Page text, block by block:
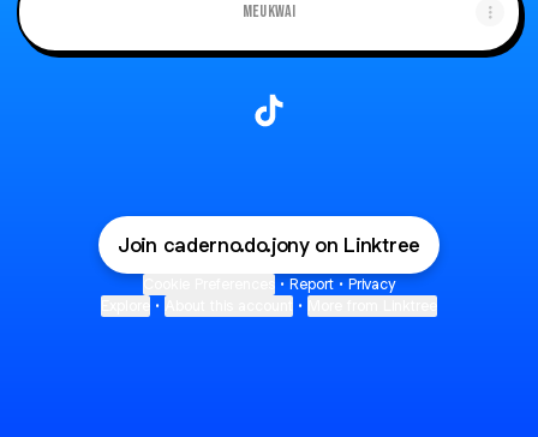
Meu Kwai
Join caderno.do.jony on Linktree
• Report • Privacy
• •